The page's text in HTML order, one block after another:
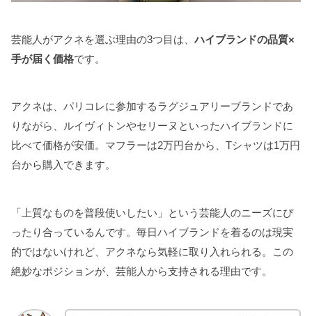
芸能人がアクネを選ぶ理由の3つ目は、ハイブランドの品質×
手が届く価格です。
アクネは、パリコレに参加するラグジュアリーブランドであ
りながら、ルイヴィトンやセリーヌといったハイブランドに
比べて価格が安価。マフラーは2万円台から、Tシャツは1万円
台から購入できます。
「上質なものを普段使いしたい」という芸能人のニーズにぴ
ったり合っているんです。毎日ハイブランドを着るのは現実
的ではないけれど、アクネなら気軽に取り入れられる。この
絶妙なポジションが、芸能人から支持される理由です。